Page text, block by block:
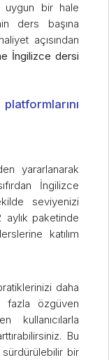
uygun bir hale
ders başına
açısından
İngilizce dersi
yararlanarak
İngilizce
seviyenizi
aylık paketinde
katılım
daha
fazla özgüven
kullanıcılarla
Bu
bir